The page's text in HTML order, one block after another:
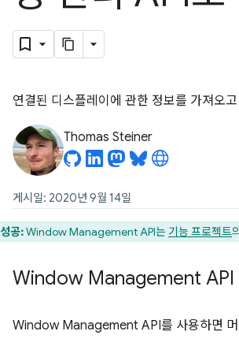
연결된 디스플레이에 관한 정보를 가져오
Thomas Steiner
게시일: 2020년 9월 14일
성공:Window Management API는 기능 프로젝트
Window Management API
Window Management API를 사용하면 머